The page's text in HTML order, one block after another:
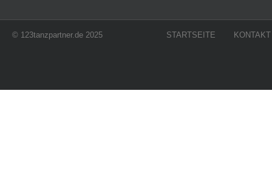
© 123tanzpartner.de 2025 STARTSEITE